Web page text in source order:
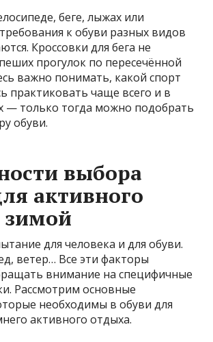
беге, лыжах или
к обуви разных видов
Кроссовки для бега не
прогулок по пересечённой
важно понимать, какой спорт
практиковать чаще всего и в
— только тогда можно подобрать
обуви.
выбора
активного
зимой
для человека и для обуви.
ветер… Все эти факторы
внимание на специфичные
Рассмотрим основные
необходимы в обуви для
активного отдыха.